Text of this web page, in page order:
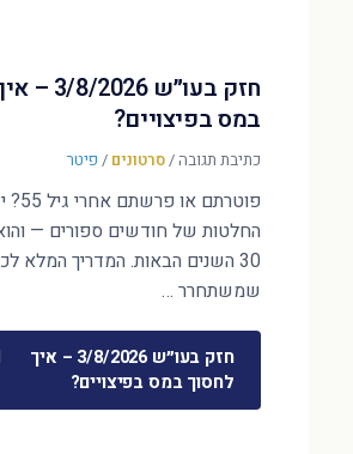
חזק בעו״ש
במס בפיצויים?
כתיבת תגובה/סרטונים / פיטר
החלטות של חודשים ספורים —
30 השנים הבאות. המדריך המלא
שמשתחרר …
חזק בעו״ש 3/8/2026 – איך
לחסוך במס בפיצויים?